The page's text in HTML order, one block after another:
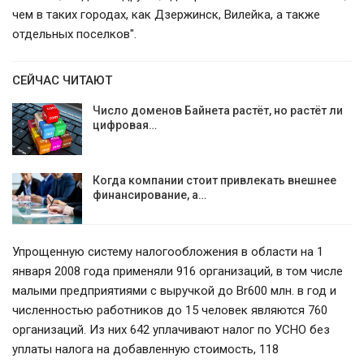
чем в таких городах, как Дзержинск, Вилейка, а также
отдельных поселков".
СЕЙЧАС ЧИТАЮТ
Число доменов Байнета растёт, но растёт ли
цифровая…
Когда компании стоит привлекать внешнее
финансирование, а…
Упрощенную систему налогообложения в области на 1
января 2008 года применяли 916 организаций, в том числе
малыми предприятиями с выручкой до Br600 млн. в год и
численностью работников до 15 человек являются 760
организаций. Из них 642 уплачивают налог по УСНО без
уплаты налога на добавленную стоимость, 118